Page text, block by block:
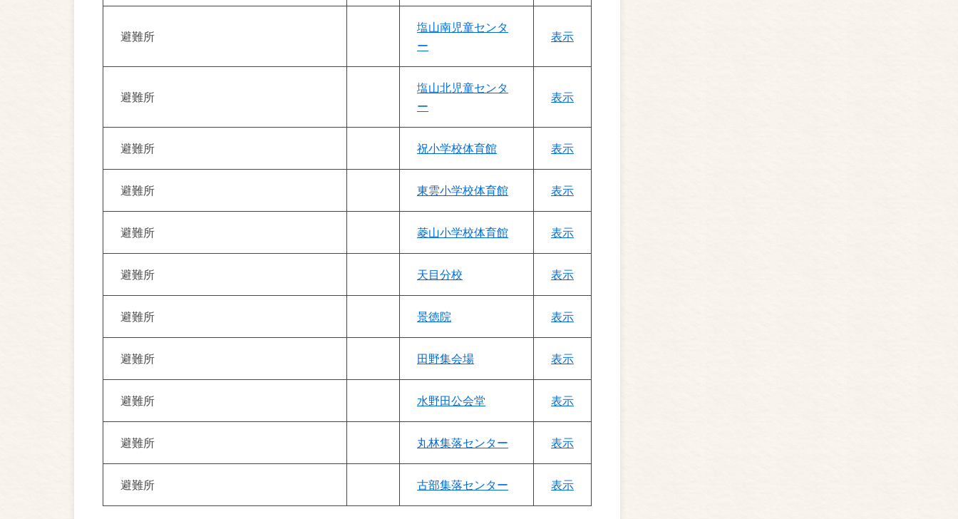
避難所
塩山南児童センタ
ー
表示
避難所
塩山北児童センタ
ー
表示
避難所 祝小学校体育館 表示
避難所 東雲小学校体育館 表示
避難所 菱山小学校体育館 表示
避難所 天目分校 表示
避難所 景徳院 表示
避難所 田野集会場 表示
避難所 水野田公会堂 表示
避難所 丸林集落センター 表示
避難所 古部集落センター 表示